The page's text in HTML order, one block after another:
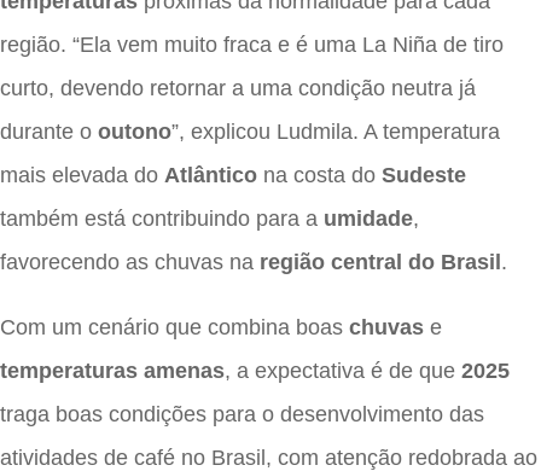
região. “Ela vem muito fraca e é uma La Niña de tiro
curto, devendo retornar a uma condição neutra já
durante o outono”, explicou Ludmila. A temperatura
mais elevada do Atlântico na costa do Sudeste
também está contribuindo para a umidade,
favorecendo as chuvas na região central do Brasil.
Com um cenário que combina boas chuvas e
temperaturas amenas, a expectativa é de que 2025
traga boas condições para o desenvolvimento das
atividades de café no Brasil, com atenção redobrada ao